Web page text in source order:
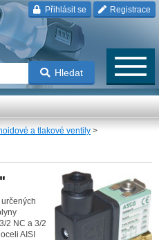
Přihlásit se Registrace
Hledat
a tlakové ventily >
2 NC a 3/2
AISI